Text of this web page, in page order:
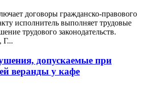
договоры гражданско-правового
исполнитель выполняет трудовые
трудового законодательств.
Г...
допускаемые при
веранды у кафе